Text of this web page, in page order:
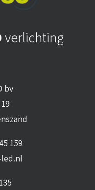
verlichting
bv
159
led.nl